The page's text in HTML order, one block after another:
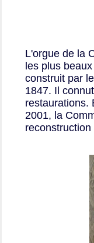
L'orgue de la
les plus
construit par
1847. Il
restaurations.
2001, la